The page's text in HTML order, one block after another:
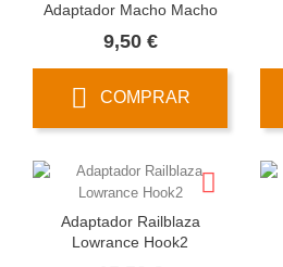
Adaptador Macho Macho
9,50 €Precio
COMPRAR
Adaptador Railblaza
Lowrance Hook2